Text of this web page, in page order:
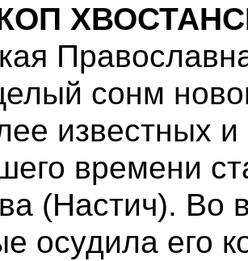
сонм
известных
времени
(Настич). Во
осудила его